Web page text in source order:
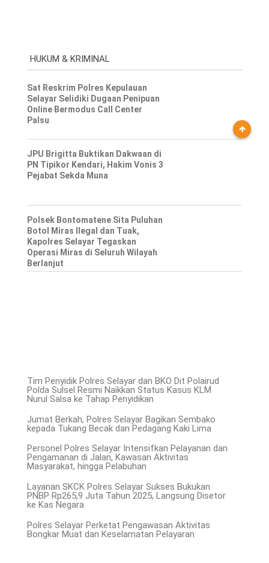
HUKUM & KRIMINAL
Sat Reskrim Polres Kepulauan
Selayar Selidiki Dugaan Penipuan
Online Bermodus Call Center
Palsu
JPU Brigitta Buktikan Dakwaan di
PN Tipikor Kendari, Hakim Vonis 3
Pejabat Sekda Muna
Polsek Bontomatene Sita Puluhan
Botol Miras Ilegal dan Tuak,
Kapolres Selayar Tegaskan
Operasi Miras di Seluruh Wilayah
Berlanjut
Tim Penyidik Polres Selayar dan BKO Dit Polairud
Polda Sulsel Resmi Naikkan Status Kasus KLM
Nurul Salsa ke Tahap Penyidikan
Jumat Berkah, Polres Selayar Bagikan Sembako
kepada Tukang Becak dan Pedagang Kaki Lima
Personel Polres Selayar Intensifkan Pelayanan dan
Pengamanan di Jalan, Kawasan Aktivitas
Masyarakat, hingga Pelabuhan
Layanan SKCK Polres Selayar Sukses Bukukan
PNBP Rp265,9 Juta Tahun 2025, Langsung Disetor
ke Kas Negara
Polres Selayar Perketat Pengawasan Aktivitas
Bongkar Muat dan Keselamatan Pelayaran